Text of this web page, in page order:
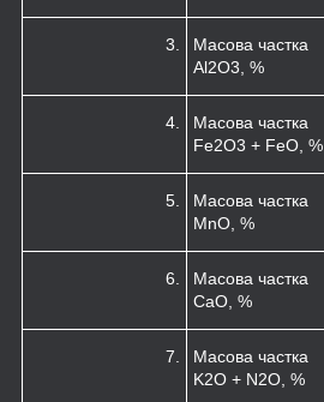
3.
Масова частка
Al2O3 , %
4.
Масова частка
Fe2O3 + FeO, %
5.
Масова частка
MnO, %
6.
Масова частка
CaO, %
7.
Масова частка
K2O + N2O, %